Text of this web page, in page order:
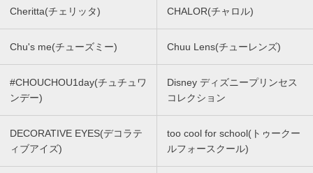
Cheritta(チェリッタ) CHALOR(チャロル)
Chu's me(チューズミー) Chuu Lens(チューレンズ)
#CHOUCHOU1day(チュチュワ
ンデー)
Disney ディズニープリンセス
コレクション
DECORATIVE EYES(デコラテ
ィブアイズ)
too cool for school(トゥークー
ルフォースクール)